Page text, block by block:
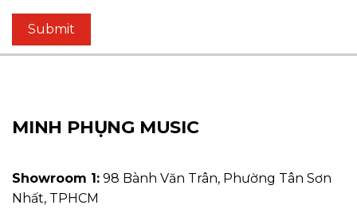
MINH PHỤNG MUSIC
Showroom 1: 98 Bành Văn Trân, Phường Tân Sơn
Nhất, TPHCM